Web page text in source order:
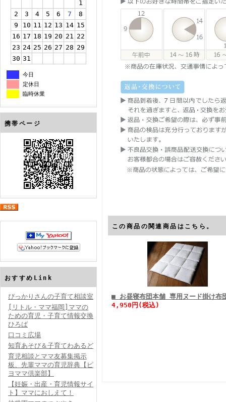
1
2
3 4 5 6 7
8
9
10 11 12 13 14 15
16 17 18 19 20 21 22
23 24 25 26 27 28 29
30 31
今日
定休日
臨時休業
携帯ページ
おすすめLink
ぴっかりさんの子育て相談室
[リトル・ママ福岡]ママの
ための育児・子育て情報交換
ひろば
口コミ広場
知育あそび＆子育てわあるど
育児相談とママ友募集掲示
板、先輩ママの育児辞典【ピ
ヨママ倶楽部】
【妊娠・出産・育児情報サイ
ト】ママにおしえて！
この商品の関連商品はこちら。
■ お昼寝布団本舗 専用ヌード掛け布
4,950円(税込)